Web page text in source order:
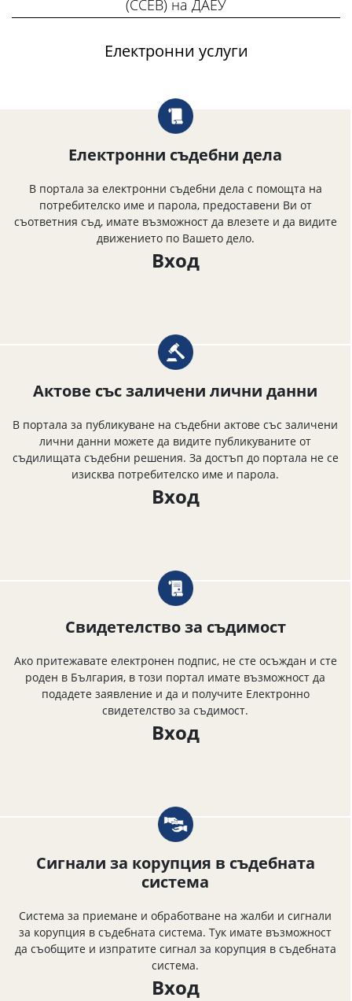
(ССEВ) на ДАЕУ
Електронни услуги
Електронни съдебни дела
В портала за електронни съдебни дела с помощта на
потребителско име и парола, предоставени Ви от
съответния съд, имате възможност да влезете и да видите
движението по Вашето дело.
Вход
Актове със заличени лични данни
В портала за публикуване на съдебни актове със заличени
лични данни можете да видите публикуваните от
съдилищата съдебни решения. За достъп до портала не се
изисква потребителско име и парола.
Вход
Свидетелство за съдимост
Ако притежавате електронен подпис, не сте осъждан и сте
роден в България, в този портал имате възможност да
подадете заявление и да и получите Електронно
свидетелство за съдимост.
Вход
Сигнали за корупция в съдебната
система
Система за приемане и обработване на жалби и сигнали
за корупция в съдебната система. Тук имате възможност
да съобщите и изпратите сигнал за корупция в съдебната
система.
Вход